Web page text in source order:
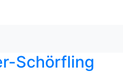
Schörfling